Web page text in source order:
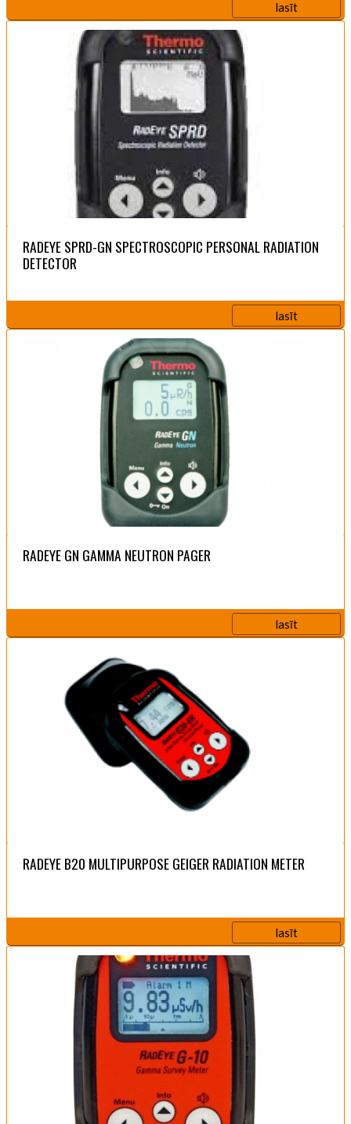
lasīt
RADEYE SPRD-GN SPECTROSCOPIC PERSONAL RADIATION
DETECTOR
lasīt
RADEYE GN GAMMA NEUTRON PAGER
lasīt
RADEYE B20 MULTIPURPOSE GEIGER RADIATION METER
lasīt